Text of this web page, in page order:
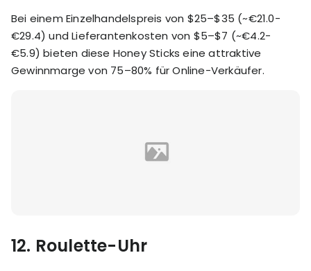
Bei einem Einzelhandelspreis von $25–$35 (~€21.0-
€29.4) und Lieferantenkosten von $5–$7 (~€4.2-
€5.9) bieten diese Honey Sticks eine attraktive
Gewinnmarge von 75–80% für Online-Verkäufer.
12. Roulette-Uhr